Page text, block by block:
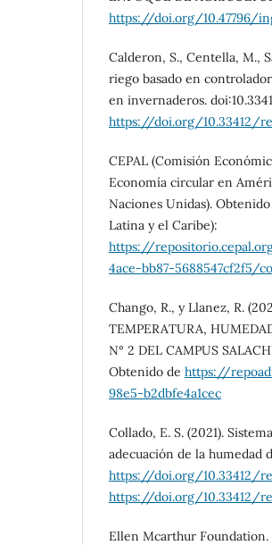
https://doi.org/10.47796/
Calderon, S., Centella, M.,
riego basado en
en invernaderos.
https://doi.org/10.33412/
CEPAL (Comisión
Economía circular en
Naciones Unidas).
Latina y el Caribe):
https://
4ace-bb87-5688547cf2f5/
Chango, R., y Llanez, R.
TEMPERATURA,
N° 2 DEL CAMPUS
Obtenido de https://
98e5-b2dbfe4a1cec
Collado, E. S. (2021).
adecuación de la humedad
https://doi.org/10.33412/
https://doi.org/10.33412/
Ellen Mcarthur Foundation.